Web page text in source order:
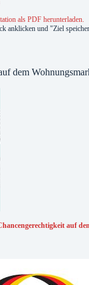
als PDF herunterladen.
anklicken und "Ziel
dem
auf